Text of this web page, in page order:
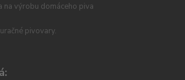
na výrobu domáceho piva
pivovary.